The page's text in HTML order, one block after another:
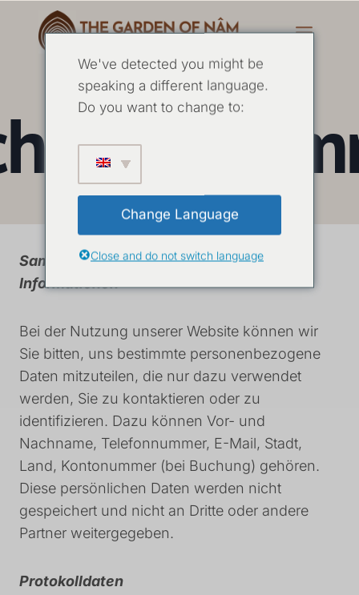
Sammlung und Verwendung von
Informationen
Bei der Nutzung unserer Website können wir
Sie bitten, uns bestimmte personenbezogene
Daten mitzuteilen, die nur dazu verwendet
werden, Sie zu kontaktieren oder zu
identifizieren. Dazu können Vor- und
Nachname, Telefonnummer, E-Mail, Stadt,
Land, Kontonummer (bei Buchung) gehören.
Diese persönlichen Daten werden nicht
gespeichert und nicht an Dritte oder andere
Partner weitergegeben.
Protokolldaten
We've detected you might be
speaking a different language.
Do you want to change to:
Change Language
Close and do not switch language